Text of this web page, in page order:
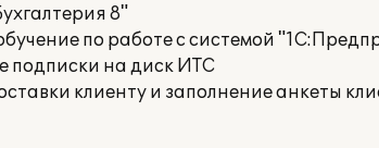
8"
по работе с сиcтемой
подписки на диск ИТС
клиенту и заполнение анкеты